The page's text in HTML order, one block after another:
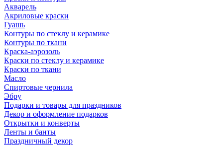
Акварель
Акриловые краски
Гуашь
Контуры по стеклу и керамике
Контуры по ткани
Краска-аэрозоль
Краски по стеклу и керамике
Краски по ткани
Масло
Спиртовые чернила
Эбру
Подарки и товары для праздников
Декор и оформление подарков
Открытки и конверты
Ленты и банты
Праздничный декор